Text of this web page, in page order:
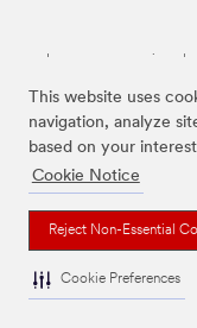
This website uses
navigation, analyze
based on your
Cookie Notice
Reject Non-Essential
Cookie Preferences
Las marcas